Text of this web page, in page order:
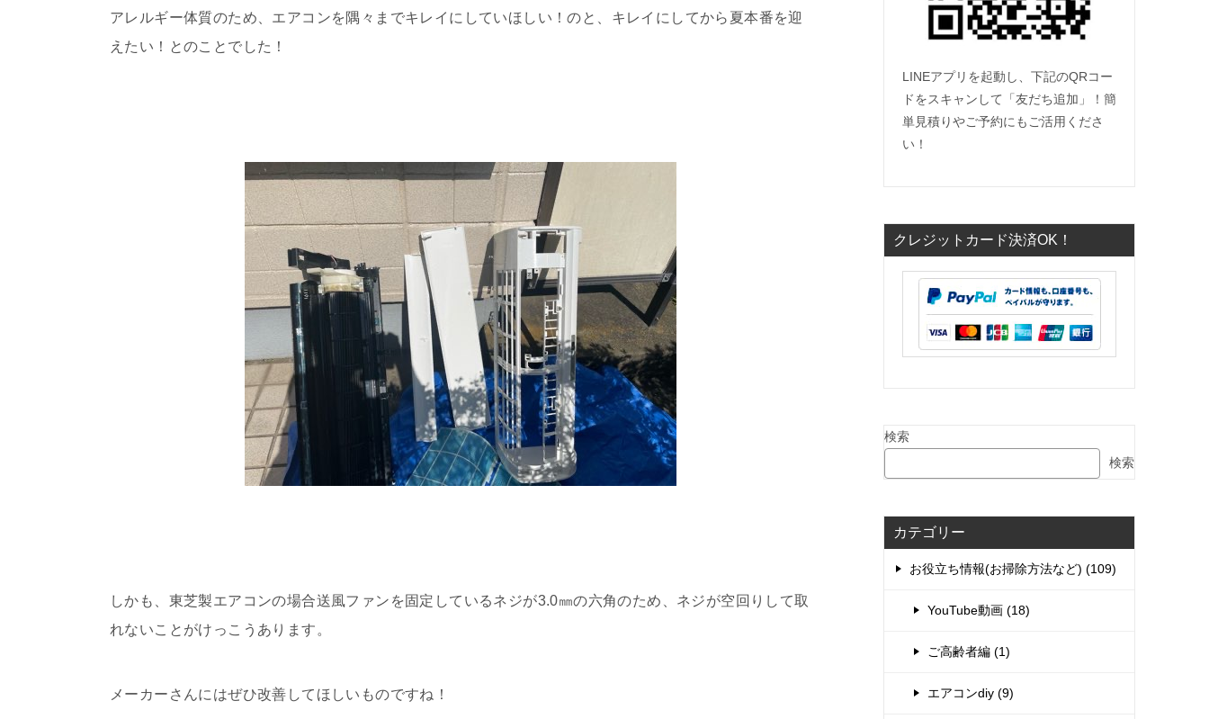
アレルギー体質のため、エアコンを隅々までキレイにしていほしい！のと、キレイにしてから夏本番を迎
えたい！とのことでした！
しかも、東芝製エアコンの場合送風ファンを固定しているネジが3.0㎜の六角のため、ネジが空回りして取
れないことがけっこうあります。
メーカーさんにはぜひ改善してほしいものですね！
LINEアプリを起動し、下記のQRコー
ドをスキャンして「友だち追加」！簡
単見積りやご予約にもご活用くださ
い！
クレジットカード決済OK！
検索
検索
カテゴリー
お役立ち情報(お掃除方法など) (109)
YouTube動画 (18)
ご高齢者編 (1)
エアコンdiy (9)